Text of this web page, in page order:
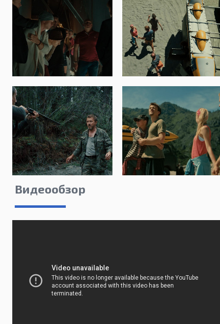
Видеообзор